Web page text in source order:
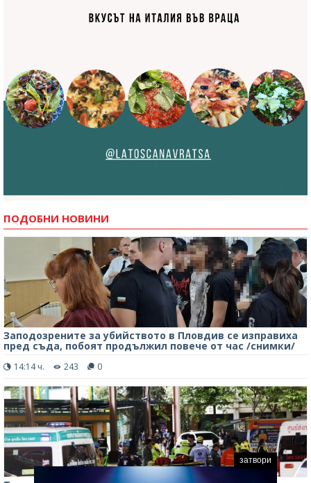
ПОДОБНИ НОВИНИ
Заподозрените за убийството в Пловдив се изправиха
пред съда, побоят продължил повече от час /снимки/
14:14 ч. 243 0
затвори